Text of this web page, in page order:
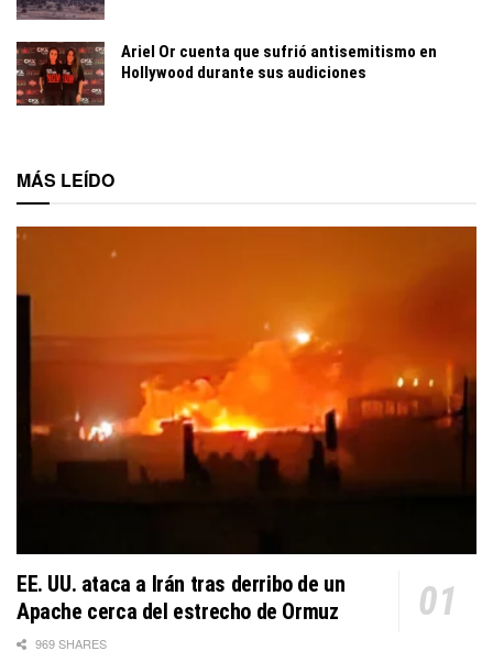
Ariel Or cuenta que sufrió antisemitismo en
Hollywood durante sus audiciones
MÁS LEÍDO
EE. UU. ataca a Irán tras derribo de un
Apache cerca del estrecho de Ormuz
969 SHARES